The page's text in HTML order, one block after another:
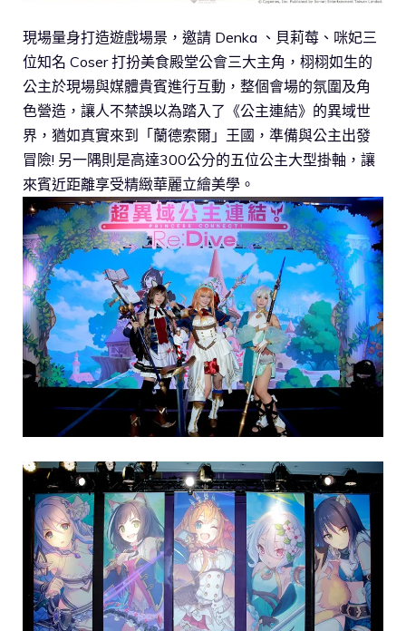
現場量身打造遊戲場景，邀請 Denka 、貝莉莓、咪妃三
位知名 Coser 打扮美食殿堂公會三大主角，栩栩如生的
公主於現場與媒體貴賓進行互動，整個會場的氛圍及角
色營造，讓人不禁誤以為踏入了《公主連結》的異域世
界，猶如真實來到「蘭德索爾」王國，準備與公主出發
冒險! 另一隅則是高達300公分的五位公主大型掛軸，讓
來賓近距離享受精緻華麗立繪美學。